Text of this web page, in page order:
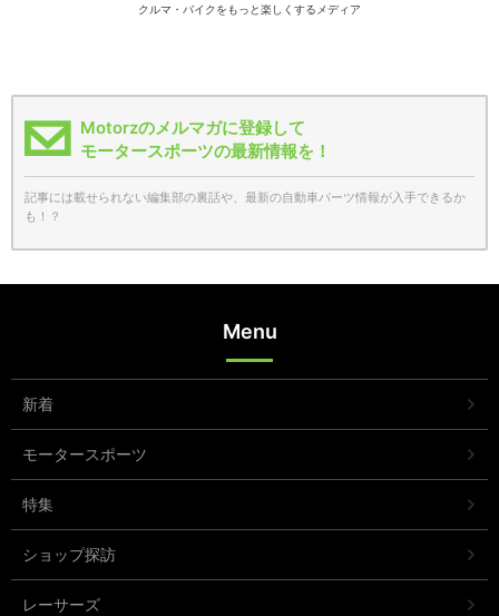
クルマ・バイクをもっと楽しくするメディア
Motorzのメルマガに登録して
モータースポーツの最新情報を！
記事には載せられない編集部の裏話や、最新の自動車パーツ情報が入手できるか
も！？
Menu
新着
モータースポーツ
特集
ショップ探訪
レーサーズ